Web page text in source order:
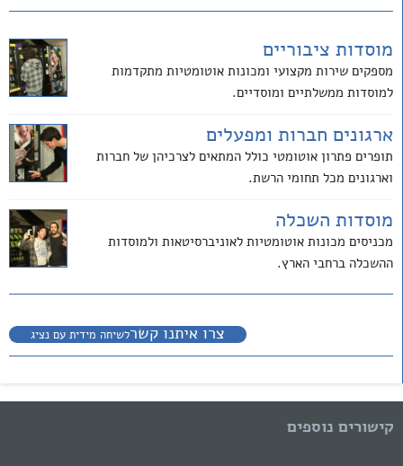
מוסדות ציבוריים
מספקים שירות מקצועי ומכונות אוטומטיות מתקדמות
למוסדות ממשלתיים ומוסדיים.
ארגונים חברות ומפעלים
תופרים פתרון אוטומטי כולל המתאים לצרכיהן של חברות
וארגונים מכל תחומי הרשת.
מוסדות השכלה
מכניסים מכונות אוטומטיות לאוניברסיטאות ולמוסדות
ההשכלה ברחבי הארץ.
צרו איתנו קשרלשיחה מידית עם נציג
קישורים נוספים